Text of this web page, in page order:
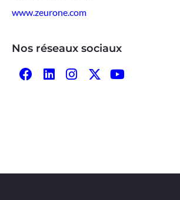
www.zeurone.com
Nos réseaux sociaux